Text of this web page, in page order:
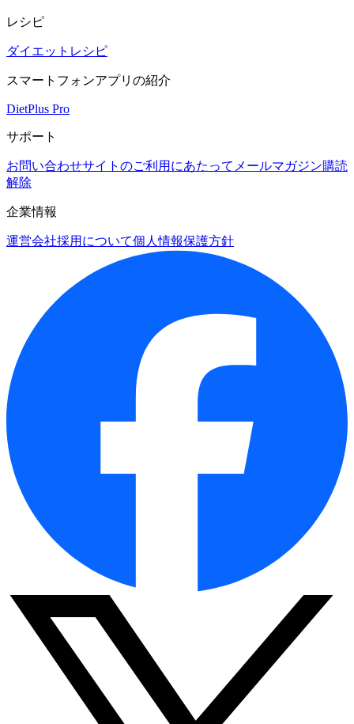
レシピ
ダイエットレシピ
スマートフォンアプリの紹介
DietPlus Pro
サポート
お問い合わせサイトのご利用にあたって メールマガジン購読
解除
企業情報
運営会社採用について個人情報保護方針